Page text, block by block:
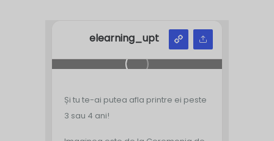
elearning_upt
Și tu te-ai putea afla printre ei peste
3 sau 4 ani!